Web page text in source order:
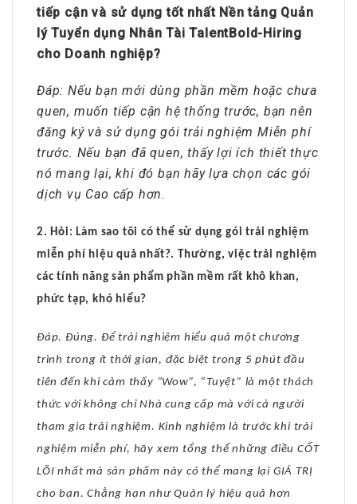
tiếp cận và sử dụng tốt nhất Nền tảng Quản
lý Tuyển dụng Nhân Tài TalentBold-Hiring
cho Doanh nghiệp?
Đáp: Nếu bạn mới dùng phần mềm hoặc chưa
quen, muốn tiếp cận hệ thống trước, bạn nên
đăng ký và sử dụng gói trải nghiệm Miễn phí
trước. Nếu bạn đã quen, thấy lợi ích thiết thực
nó mang lại, khi đó bạn hãy lựa chọn các gói
dịch vụ Cao cấp hơn.
2. Hỏi: Làm sao tôi có thể sử dụng gói trải nghiệm
miễn phí hiệu quả nhất?. Thường, việc trải nghiệm
các tính năng sản phẩm phần mềm rất khô khan,
phức tạp, khó hiểu?
Đáp. Đúng. Để trải nghiệm hiểu quả một chương
trình trong ít thời gian, đặc biệt trong 5 phút đầu
tiên đến khi cảm thấy “Wow”, “Tuyệt” là một thách
thức với không chỉ Nhà cung cấp mà với cả người
tham gia trải nghiệm. Kinh nghiệm là trước khi trải
nghiệm miễn phí, hãy xem tổng thể những điều CỐT
LÕI nhất mà sản phẩm này có thể mang lại GIÁ TRỊ
cho bạn. Chẳng hạn như Quản lý hiệu quả hơn